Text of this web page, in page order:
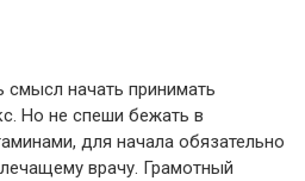
смысл начать принимать
Но не спеши бежать в
для начала обязательно
врачу. Грамотный